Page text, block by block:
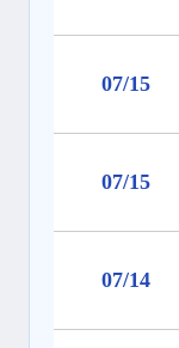
07/15
07/15
07/14